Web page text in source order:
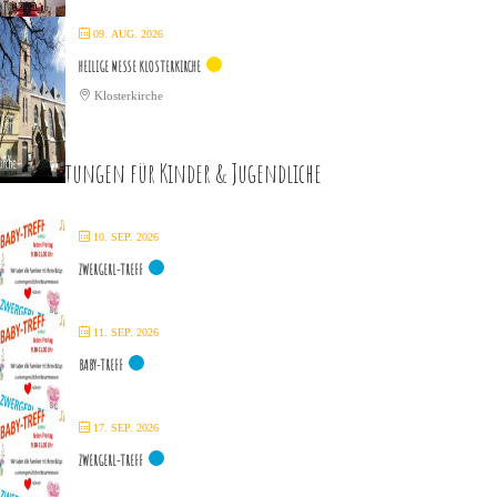
09. AUG. 2026
HEILIGE MESSE KLOSTERKIRCHE
Klosterkirche
für Kinder & Jugendliche
10. SEP. 2026
ZWERGERL-TREFF
11. SEP. 2026
BABY-TREFF
17. SEP. 2026
ZWERGERL-TREFF